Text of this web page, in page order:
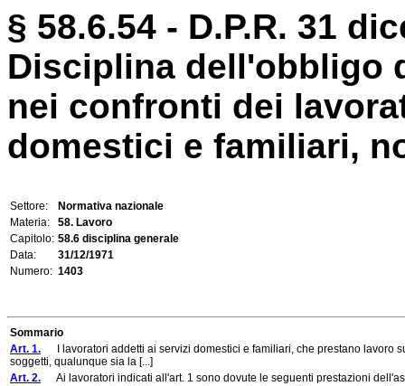
§ 58.6.54 - D.P.R. 31
Disciplina dell'obbligo
nei confronti dei
domestici e familiari,
Settore:
Normativa nazionale
Materia:
58. Lavoro
Capitolo: 58.6 disciplina generale
Data:
31/12/1971
Numero: 1403
Sommario
Art. 1. I lavoratori addetti ai servizi domestici e familiari, che prestano lavoro
soggetti, qualunque sia la [...]
Art. 2. Ai lavoratori indicati all'art. 1 sono dovute le seguenti prestazioni